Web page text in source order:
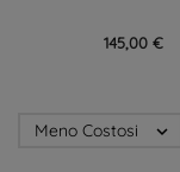
145,00 €
Meno Costosi 